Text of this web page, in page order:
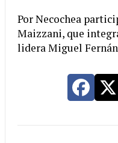
Por Necochea
Maizzani, que
lidera Miguel